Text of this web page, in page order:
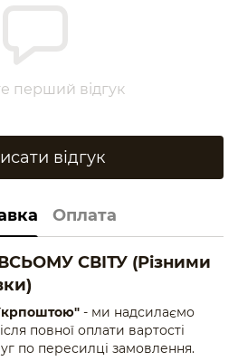
перший відгук
відгук
Оплата
СВІТУ (Різними
- ми надсилаємо
повної оплати вартості
по пересилці замовлення.